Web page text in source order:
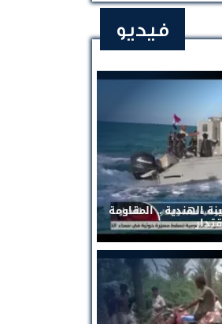
فيديو
الهندية .. المقاومة